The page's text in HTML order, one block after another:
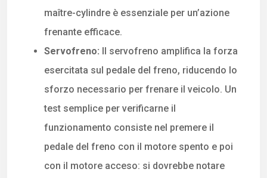
maître-cylindre è essenziale per un’azione
frenante efficace.
Servofreno: Il servofreno amplifica la forza
esercitata sul pedale del freno, riducendo lo
sforzo necessario per frenare il veicolo. Un
test semplice per verificarne il
funzionamento consiste nel premere il
pedale del freno con il motore spento e poi
con il motore acceso: si dovrebbe notare